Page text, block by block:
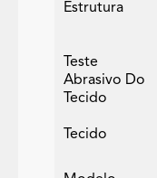
Estrutura
Teste
Abrasivo Do
Tecido
Tecido